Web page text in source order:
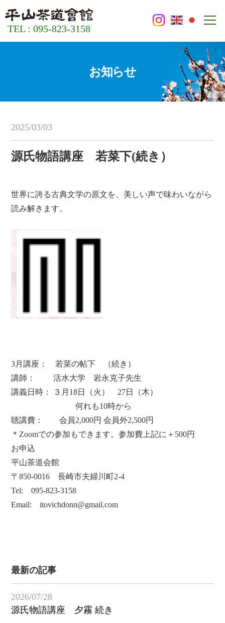
TEL : 095-823-3158
お知らせ
2025/03/03
源氏物語講座 若菜下(続き）
世界に誇る古典文学の原文を、美しい声で味わいながら
読み解きます。
3月講座： 若菜の帖下 （続き）
講師： 活水大学 岩永克子先生
講義日時： ３月18日（火） 27日（木）
何れも10時から
聴講費： 会員2,000円 会員外2,500円
＊Zoomでの参加もできます。参加費上記に＋500円
お申込
平山茶道会館
〒850-0016 長崎市夫婦川町2-4
Tel: 095-823-3158
Email: itovichdonn@gmail.com
最新の記事
源氏物語講座 夕霧 続き
2026/07/28